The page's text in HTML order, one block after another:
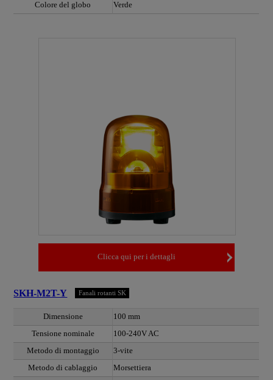
Colore del globo
Verde
Clicca qui per i dettagli
SKH-M2T-Y Fanali rotanti SK
Dimensione
100 mm
Tensione nominale
100-240V AC
Metodo di montaggio
3-vite
Metodo di cablaggio
Morsettiera